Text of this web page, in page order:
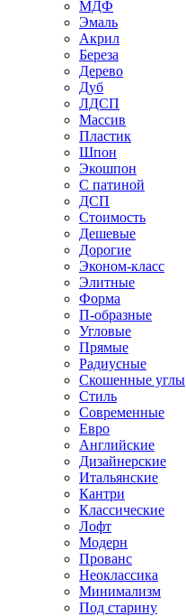
МДФ
Эмаль
Акрил
Береза
Дерево
Дуб
ЛДСП
Массив
Пластик
Шпон
Экошпон
С патиной
ДСП
Стоимость
Дешевые
Дорогие
Эконом-класс
Элитные
Форма
П-образные
Угловые
Прямые
Радиусные
Скошенные углы
Стиль
Современные
Евро
Английские
Дизайнерские
Итальянские
Кантри
Классические
Лофт
Модерн
Прованс
Неоклассика
Минимализм
Под старину